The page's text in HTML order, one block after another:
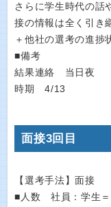
さらに学生時代の話
接の情報は全く引き
＋他社の選考の進捗
■備考
結果連絡 当日夜
時期 4/13
面接3回目
【選考手法】面接
■人数 社員：学生＝